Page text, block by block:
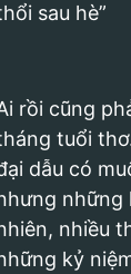
sau hè”
rồi cũng
tuổi
dẫu có
những
nhiều
kỷ